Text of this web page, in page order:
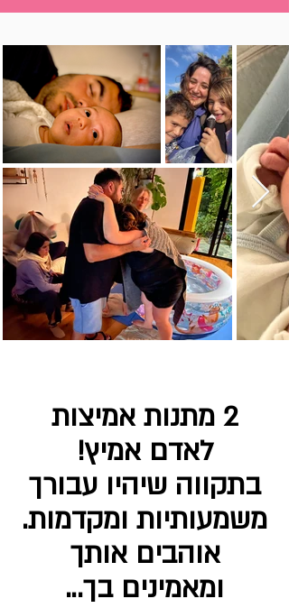
2 מתנות אמיצות
לאדם אמיץ!
בתקווה שיהיו עבורך
משמעותיות ומקדמות.
אוהבים אותך
ומאמינים בך...